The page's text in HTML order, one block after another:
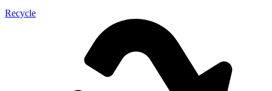
Recycle